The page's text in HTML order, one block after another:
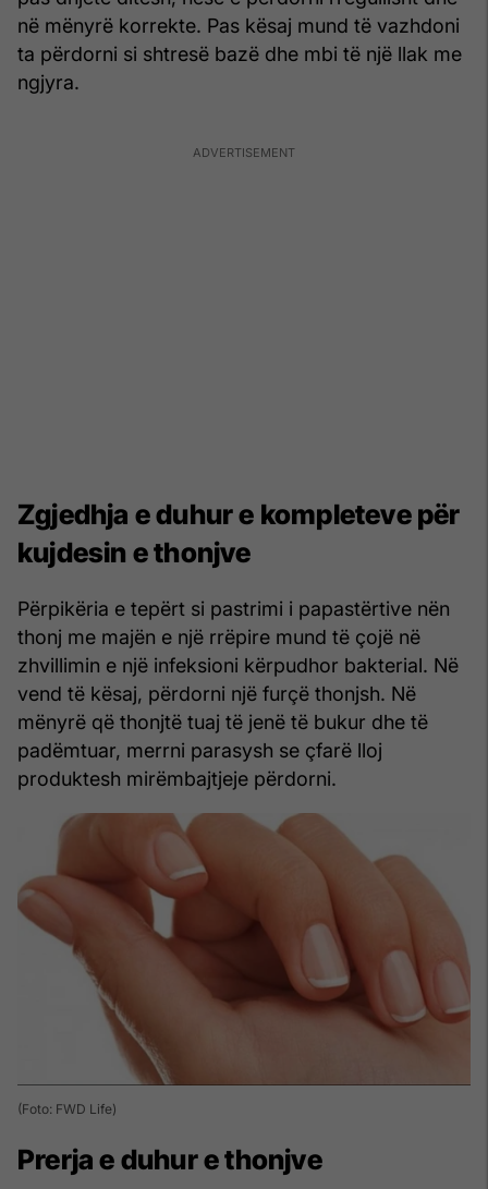
në mënyrë korrekte. Pas kësaj mund të vazhdoni
ta përdorni si shtresë bazë dhe mbi të një llak me
ngjyra.
Zgjedhja e duhur e kompleteve për
kujdesin e thonjve
Përpikëria e tepërt si pastrimi i papastërtive nën
thonj me majën e një rrëpire mund të çojë në
zhvillimin e një infeksioni kërpudhor bakterial. Në
vend të kësaj, përdorni një furçë thonjsh. Në
mënyrë që thonjtë tuaj të jenë të bukur dhe të
padëmtuar, merrni parasysh se çfarë lloj
produktesh mirëmbajtjeje përdorni.
(Foto: FWD Life)
Prerja e duhur e thonjve